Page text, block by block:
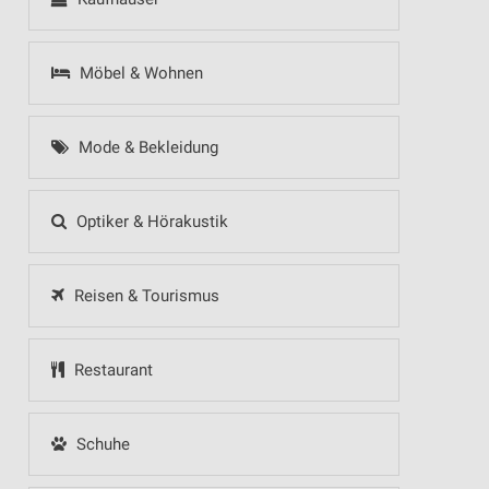
Möbel & Wohnen
Mode & Bekleidung
Optiker & Hörakustik
Reisen & Tourismus
Restaurant
Schuhe